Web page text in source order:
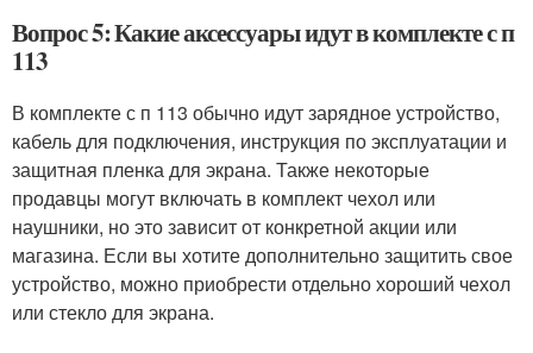
Вопрос 5: Какие аксессуары идут в комплекте с п
113
В комплекте с п 113 обычно идут зарядное устройство,
кабель для подключения, инструкция по эксплуатации и
защитная пленка для экрана. Также некоторые
продавцы могут включать в комплект чехол или
наушники, но это зависит от конкретной акции или
магазина. Если вы хотите дополнительно защитить свое
устройство, можно приобрести отдельно хороший чехол
или стекло для экрана.